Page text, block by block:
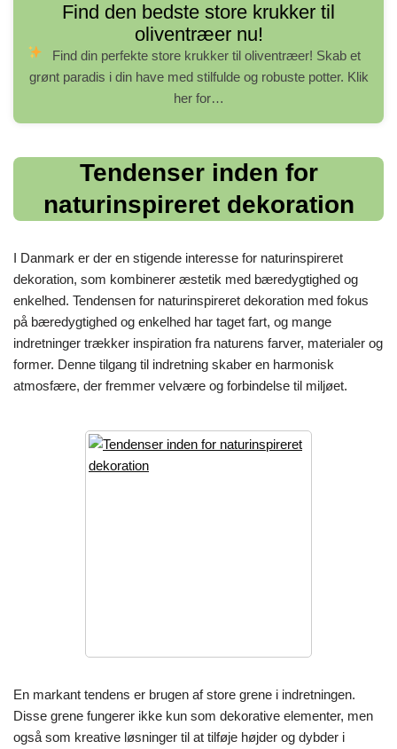
Find den bedste store krukker til
oliventræer nu!
Find din perfekte store krukker til oliventræer! Skab et
grønt paradis i din have med stilfulde og robuste potter. Klik
her for…
Tendenser inden for
naturinspireret dekoration
I Danmark er der en stigende interesse for naturinspireret
dekoration, som kombinerer æstetik med bæredygtighed og
enkelhed. Tendensen for naturinspireret dekoration med fokus
på bæredygtighed og enkelhed har taget fart, og mange
indretninger trækker inspiration fra naturens farver, materialer og
former. Denne tilgang til indretning skaber en harmonisk
atmosfære, der fremmer velvære og forbindelse til miljøet.
En markant tendens er brugen af store grene i indretningen.
Disse grene fungerer ikke kun som dekorative elementer, men
også som kreative løsninger til at tilføje højder og dybder i